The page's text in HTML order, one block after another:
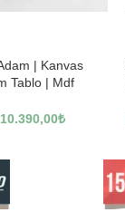
| Kanvas
Tablo | Mdf
10.390,00₺